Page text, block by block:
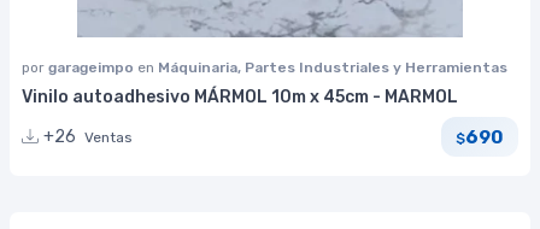
por garageimpo en Máquinaria, Partes Industriales y Herramientas
Vinilo autoadhesivo MÁRMOL 10m x 45cm - MARMOL
+26 Ventas $690